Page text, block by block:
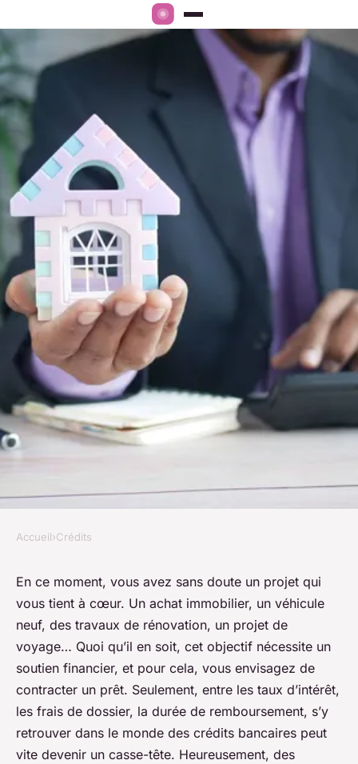
les astuces pour négocier un
taux de crédit avantageux
Laura•22 décembre 2023•5 min de lecture
Accueil›Crédits
En ce moment, vous avez sans doute un projet qui
vous tient à cœur. Un achat immobilier, un véhicule
neuf, des travaux de rénovation, un projet de
voyage… Quoi qu’il en soit, cet objectif nécessite un
soutien financier, et pour cela, vous envisagez de
contracter un prêt. Seulement, entre les taux d’intérêt,
les frais de dossier, la durée de remboursement, s’y
retrouver dans le monde des crédits bancaires peut
vite devenir un casse-tête. Heureusement, des